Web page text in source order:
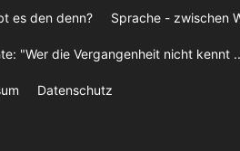
es den denn? Sprache - zwischen
"Wer die Vergangenheit nicht kennt
Datenschutz